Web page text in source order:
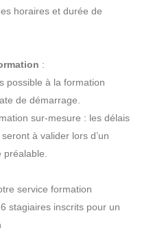
horaires et durée de
:
possible à la formation
de démarrage.
sur-mesure : les délais
à valider lors d’un
service formation
stagiaires inscrits pour un